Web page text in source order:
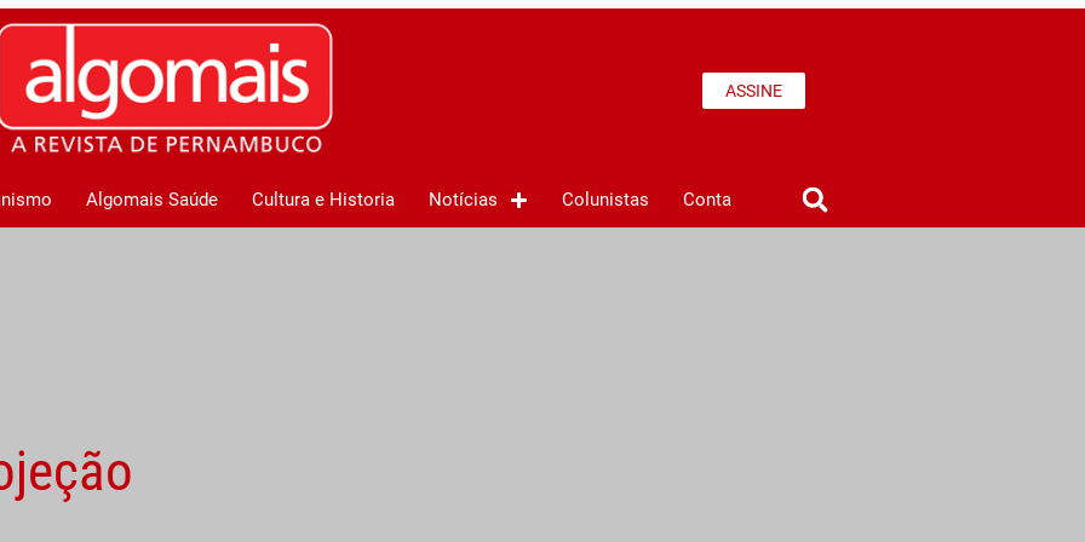
ASSINE
Algomais Saúde Cultura e Historia Notícias Colunistas Conta